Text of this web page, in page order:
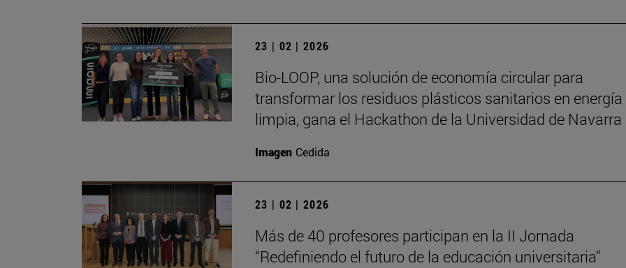
23 | 02 | 2026
Bio-LOOP, una solución de economía circular para
transformar los residuos plásticos sanitarios en energía
limpia, gana el Hackathon de la Universidad de Navarra
Imagen Cedida
23 | 02 | 2026
Más de 40 profesores participan en la II Jornada
“Redefiniendo el futuro de la educación universitaria”